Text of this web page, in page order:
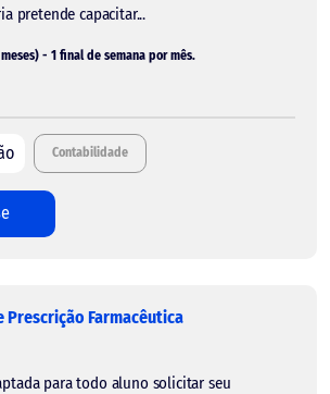
pretende capacitar...
- 1 final de semana por mês.
Contabilidade
Prescrição Farmacêutica
para todo aluno solicitar seu